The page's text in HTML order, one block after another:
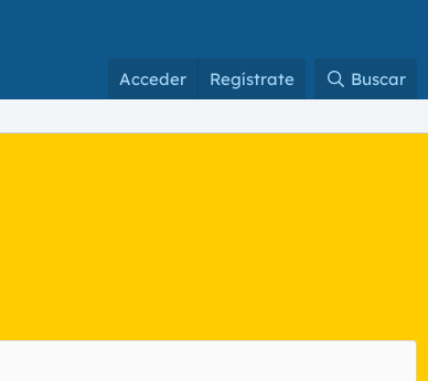
Acceder Regístrate Buscar